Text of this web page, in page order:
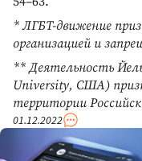
* ЛГБТ-движение
организацией и
** Деятельность
University, США)
территории
01.12.2022